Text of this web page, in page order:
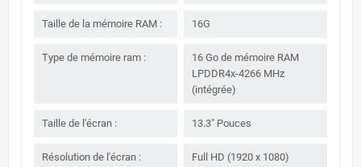
Taille de la mémoire RAM : 16G
Type de mémoire ram :
16 Go de mémoire RAM
LPDDR4x-4266 MHz
(intégrée)
Taille de l'écran : 13.3" Pouces
Résolution de l'écran : Full HD (1920 x 1080)